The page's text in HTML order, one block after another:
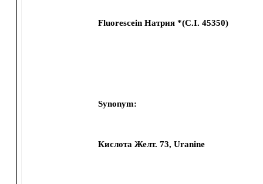
Fluorescein Натрия *(C.I. 45350)
Synonym:
Кислота Желт. 73, Uranine